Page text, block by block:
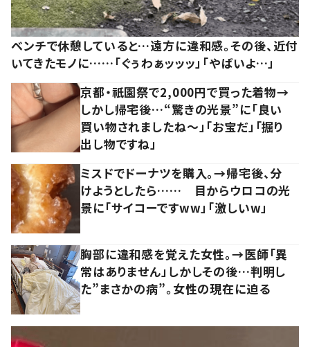
ベンチで休憩していると…遠方に違和感。その後、近付
いてきたモノに……「ぐぅわぁッッッ」「やばいよ…」
京都・祇園祭で2,000円で買った着物→
しかし帰宅後…“驚きの光景”に「良い
買い物されましたね～」「お宝だ」「掘り
出し物ですね」
ミスドでドーナツを購入。→帰宅後、分
けようとしたら…… 目からウロコの光
景に「サイコーですww」「激しいw」
胸部に違和感を覚えた女性。→医師「異
常はありません」しかしその後…判明し
た”まさかの病”。女性の現在に迫る